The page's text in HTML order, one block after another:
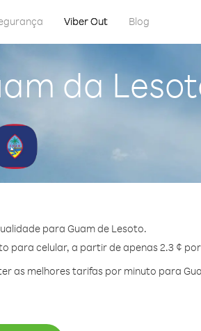
Viber Out Blog
da
para Guam de Lesoto.
para celular, a partir de apenas 2.3 ¢
as melhores tarifas por minuto para